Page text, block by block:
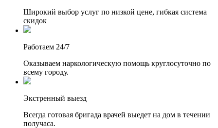
Широкий выбор услуг по низкой цене, гибкая система
скидок
Работаем 24/7
Оказываем наркологическую помощь круглосуточно по
всему городу.
Экстренный выезд
Всегда готовая бригада врачей выедет на дом в течении
получаса.